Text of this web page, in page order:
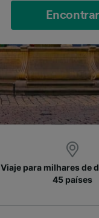
Viaje para milhares de
45 países